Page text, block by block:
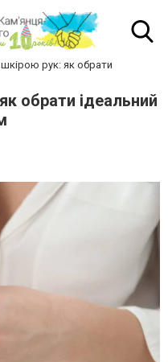
рук: як обрати
обрати ідеальний